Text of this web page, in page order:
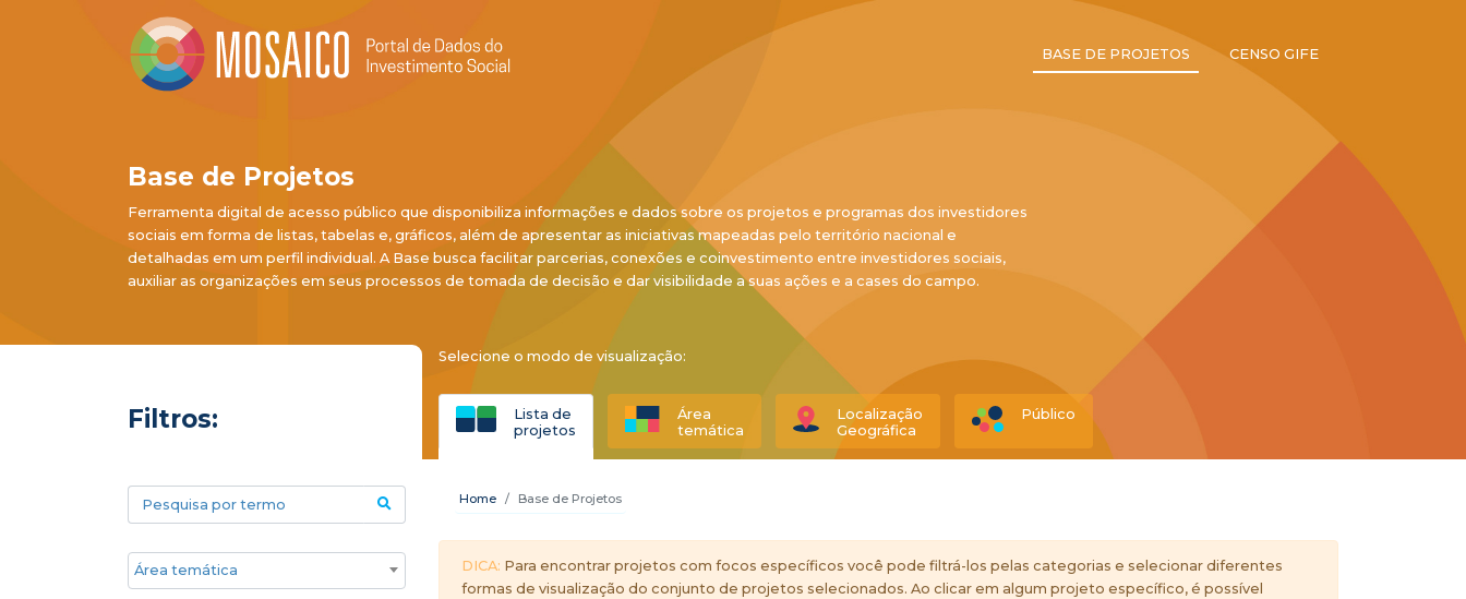
BASE DE PROJETOS CENSO GIFE
Base de Projetos
Ferramenta digital de acesso público que disponibiliza informações e dados sobre os projetos e programas dos investidores
sociais em forma de listas, tabelas e, gráficos, além de apresentar as iniciativas mapeadas pelo território nacional e
detalhadas em um perfil individual. A Base busca facilitar parcerias, conexões e coinvestimento entre investidores sociais,
auxiliar as organizações em seus processos de tomada de decisão e dar visibilidade a suas ações e a cases do campo.
Filtros:
Selecione o modo de visualização:
Lista de
projetos
Área
temática
Localização
Geográfica
Público
Pesquisa por termo
Áreas temáticas
Home Base de Projetos
DICA: Para encontrar projetos com focos específicos você pode filtrá-los pelas categorias e selecionar diferentes
formas de visualização do conjunto de projetos selecionados. Ao clicar em algum projeto específico, é possível